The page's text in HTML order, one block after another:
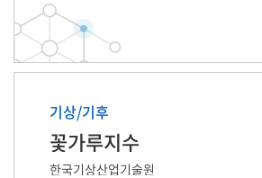
기상/기후
꽃가루지수
한국기상산업기술원